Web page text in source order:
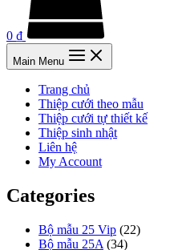
0 ₫
Main Menu
Trang chủ
Thiệp cưới theo mẫu
Thiệp cưới tự thiết kế
Thiệp sinh nhật
Liên hệ
My Account
Categories
Bộ mẫu 25 Vip (22)
Bộ mẫu 25A (34)